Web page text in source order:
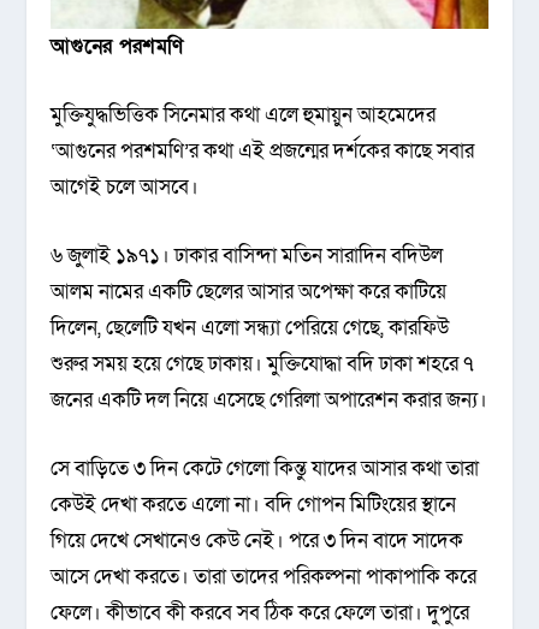
আগুনের পরশমণি
মুক্তিযুদ্ধভিত্তিক সিনেমার কথা এলে হুমায়ুন আহমেদের
‘আগুনের পরশমণি’র কথা এই প্রজন্মের দর্শকের কাছে সবার
আগেই চলে আসবে।
৬ জুলাই ১৯৭১। ঢাকার বাসিন্দা মতিন সারাদিন বদিউল
আলম নামের একটি ছেলের আসার অপেক্ষা করে কাটিয়ে
দিলেন, ছেলেটি যখন এলো সন্ধ্যা পেরিয়ে গেছে, কারফিউ
শুরুর সময় হয়ে গেছে ঢাকায়। মুক্তিযোদ্ধা বদি ঢাকা শহরে ৭
জনের একটি দল নিয়ে এসেছে গেরিলা অপারেশন করার জন্য।
সে বাড়িতে ৩ দিন কেটে গেলো কিন্তু যাদের আসার কথা তারা
কেউই দেখা করতে এলো না। বদি গোপন মিটিংয়ের স্থানে
গিয়ে দেখে সেখানেও কেউ নেই। পরে ৩ দিন বাদে সাদেক
আসে দেখা করতে। তারা তাদের পরিকল্পনা পাকাপাকি করে
ফেলে। কীভাবে কী করবে সব ঠিক করে ফেলে তারা। দুপুরে